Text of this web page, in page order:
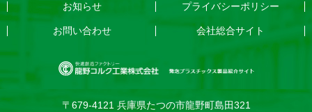
お知らせ プライバシーポリシー
お問い合わせ 会社総合サイト
〒679-4121 兵庫県たつの市龍野町島田321